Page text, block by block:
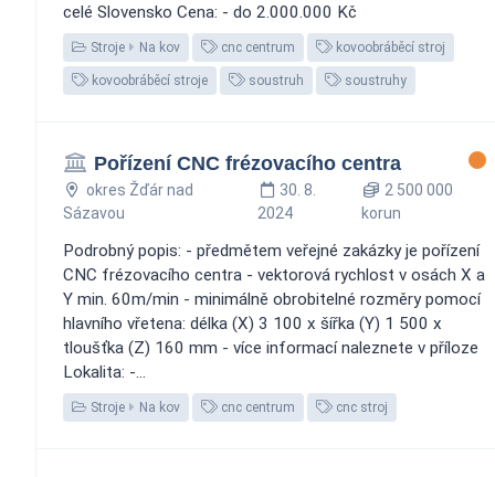
celé Slovensko Cena: - do 2.000.000 Kč
Stroje Na kov cnc centrum kovoobráběcí stroj
kovoobráběcí stroje soustruh soustruhy
Pořízení CNC frézovacího centra
okres Žďár nad
Sázavou
30. 8.
2024
2 500 000
korun
Podrobný popis: - předmětem veřejné zakázky je pořízení
CNC frézovacího centra - vektorová rychlost v osách X a
Y min. 60m/min - minimálně obrobitelné rozměry pomocí
hlavního vřetena: délka (X) 3 100 x šířka (Y) 1 500 x
tloušťka (Z) 160 mm - více informací naleznete v příloze
Lokalita: -...
Stroje Na kov cnc centrum cnc stroj